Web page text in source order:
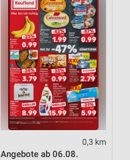
0,3 km
Angebote ab 06.08.